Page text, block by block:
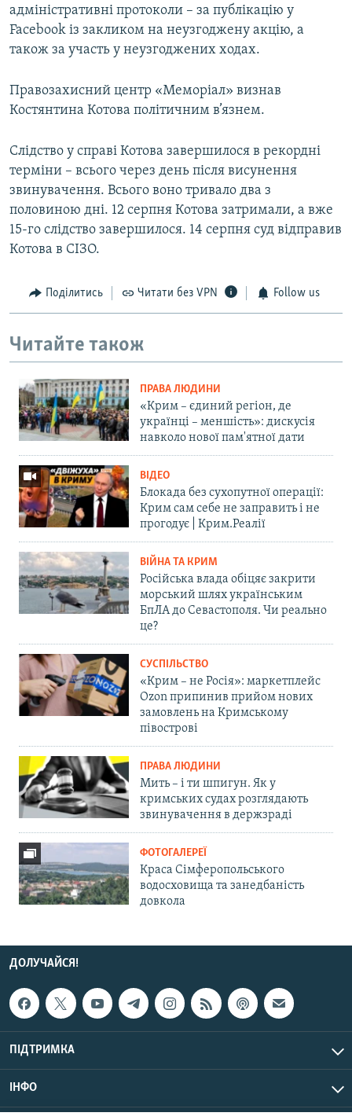
адміністративні протоколи – за публікацію у
Facebook із закликом на неузгоджену акцію, а
також за участь у неузгоджених ходах.
Правозахисний центр «Меморіал» визнав
Костянтина Котова політичним в’язнем.
Слідство у справі Котова завершилося в рекордні
терміни – всього через день після висунення
звинувачення. Всього воно тривало два з
половиною дні. 12 серпня Котова затримали, а вже
15-го слідство завершилося. 14 серпня суд відправив
Котова в СІЗО.
Поділитись Читати без VPN Follow us
Читайте також
ПРАВА ЛЮДИНИ
«Крим – єдиний регіон, де
українці – меншість»: дискусія
навколо нової пам'ятної дати
ВІДЕО
Блокада без сухопутної операції:
Крим сам себе не заправить і не
прогодує | Крим.Реалії
ВІЙНА ТА КРИМ
Російська влада обіцяє закрити
морський шлях українським
БпЛА до Севастополя. Чи реально
це?
СУСПІЛЬСТВО
«Крим – не Росія»: маркетплейс
Ozon припинив прийом нових
замовлень на Кримському
півострові
ПРАВА ЛЮДИНИ
Мить – і ти шпигун. Як у
кримських судах розглядають
звинувачення в держзраді
ФОТОГАЛЕРЕЇ
Краса Сімферопольського
водосховища та занедбаність
довкола
ДОЛУЧАЙСЯ!
ПІДТРИМКА
ІНФО